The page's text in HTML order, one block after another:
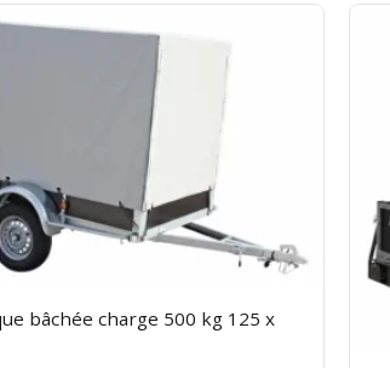
bâchée charge 500 kg 125 x